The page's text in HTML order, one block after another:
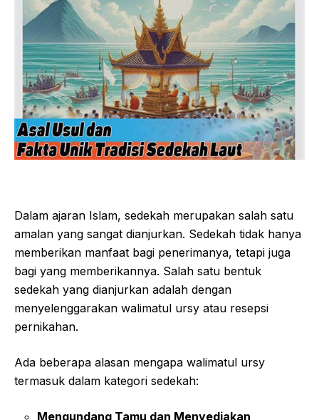
Dalam ajaran Islam, sedekah merupakan salah satu
amalan yang sangat dianjurkan. Sedekah tidak hanya
memberikan manfaat bagi penerimanya, tetapi juga
bagi yang memberikannya. Salah satu bentuk
sedekah yang dianjurkan adalah dengan
menyelenggarakan walimatul ursy atau resepsi
pernikahan.
Ada beberapa alasan mengapa walimatul ursy
termasuk dalam kategori sedekah:
Mengundang Tamu dan Menyediakan